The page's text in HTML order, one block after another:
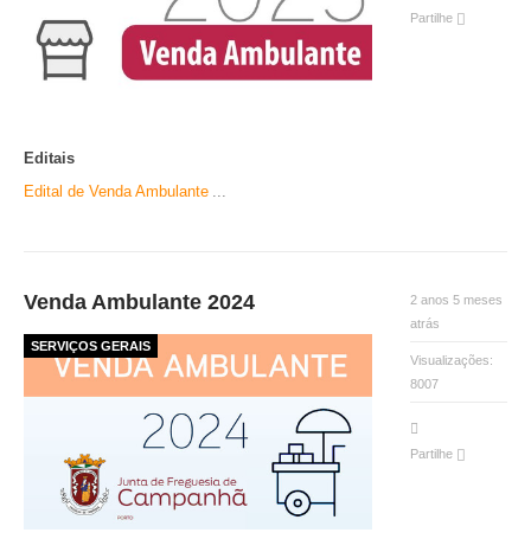
Editais
Edital de Venda Ambulante
Partilhe
Venda Ambulante 2024
SERVIÇOS GERAIS
2 anos 5 meses
atrás
Visualizações:
8007
Partilhe